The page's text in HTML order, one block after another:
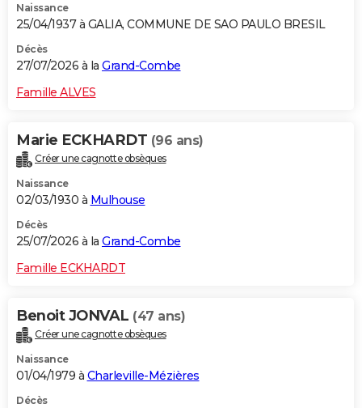
GUIDES D'ACHAT
BONS PLANS
CARTE DE VOEUX
Dictionnaire
Biographies
Citations
Expressions
Proverbes
PROGRAMME TV
COPAINS D'AVANT
S'inscrire
Se connecter
Lycées
Collèges
Primaires
Universités
Entreprises
Service militaire
Avis de recherche
AVIS DE DÉCÈS
Naissance
25/04/1937 à GALIA, COMMUNE DE SAO PAULO BRESIL
Décès
27/07/2026 à la Grand-Combe
Famille ALVES
Marie ECKHARDT (96 ans)
Créer une cagnotte obsèques
Naissance
02/03/1930 à Mulhouse
Décès
25/07/2026 à la Grand-Combe
Famille ECKHARDT
Benoit JONVAL (47 ans)
Créer une cagnotte obsèques
Naissance
01/04/1979 à Charleville-Mézières
Décès